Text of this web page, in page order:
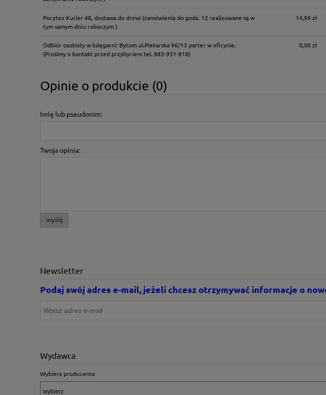
Pocztex Kurier 48, dostawa do drzwi (zamówienia do godz. 12 realizowane są w
tym samym dniu roboczym )
14,99 zł
Odbiór osobisty w księgarni: Bytom ul.Piekarska 96/13 parter w oficynie.
(Prosimy o kontakt przed przybyciem tel. 883-931-818)
0,00 zł
Opinie o produkcie (0)
Imię lub pseudonim:
Twoja opinia:
wyślij
Newsletter
Podaj swój adres e-mail, jeżeli chcesz otrzymywać informacje o
Wydawca
Wybierz producenta